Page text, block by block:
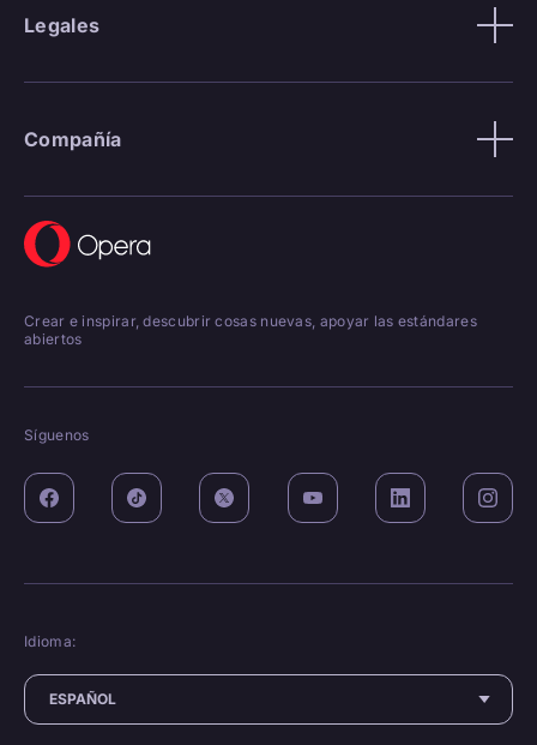
Legales
Compañía
Crear e inspirar, descubrir cosas nuevas, apoyar las estándares
abiertos
Síguenos
Idioma: